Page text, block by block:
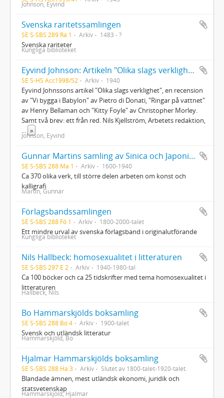
Johnson, Eyvind
Svenska raritetssamlingen
SE S-SBS 289 Ra 1 Arkiv 1483 - ?
Svenska rariteter
Kungliga biblioteket
Eyvind Johnson: Artikeln "Olika slags verklighet" samt brev och boken Minnas
SE S-HS Acc1998/52 Arkiv 1940
Eyvind Johnssons artikel "Olika slags verklighet", en recension
av "Vi bygga i Babylon" av Pietro di Donati, "Ringar på vattnet"
av Henry Bellaman och "Kitty Foyle" av Christopher Morley.
Samt två brev: ett från red. Nils Kjellström, Arbetets redaktion,
»
Johnson, Eyvind
Gunnar Martins samling av Sinica och Japonica
SE S-SBS 288 Ma 1 Arkiv 1600-1940
Ca 370 olika verk, till större delen arbeten om konst och
kalligrafi
Martin, Gunnar
Förlagsbandssamlingen
SE S-SBS 288 Fö 1 Arkiv 1800-2000-talet
Ett mindre urval av svenska förlagsband i originalutförande
Kungliga biblioteket
Nils Hallbeck: homosexualitet i litteraturen
SE S-SBS 297 E 2 Arkiv 1940-1980-tal
Ca 100 böcker och ca 25 tidskrifter med tema homosexualitet i
litteraturen
Hallbeck, Nils
Bo Hammarskjölds boksamling
SE S-SBS 288 Bo 4 Arkiv 1900-talet
Svensk och utländsk litteratur
Hammarskjöld, Bo
Hjalmar Hammarskjölds boksamling
SE S-SBS 288 Ha 3 Arkiv Slutet av 1800-talet-1920-talet.
Blandade ämnen, mest utländsk ekonomi, juridik och
statsvetenskap
Hammarskjöld, Hjalmar